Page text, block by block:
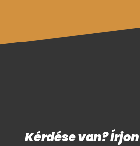
Kérdése van?